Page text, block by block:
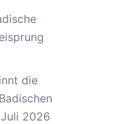
die
Juli 2026